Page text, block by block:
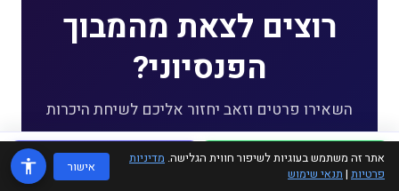
רוצים לצאת מהמבוך
הפנסיוני?
השאירו פרטים וזאב יחזור אליכם לשיחת היכרות
קצרה, ללא עלות וללא התחייבות.
WhatsApp טלפון אתר זה משתמש בעוגיות לשיפור חווית הגלישה. מדיניות
פרטיות | תנאי שימוש אישור